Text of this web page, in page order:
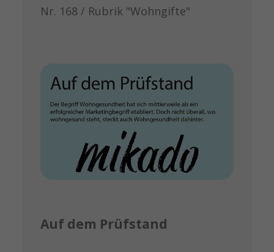
Nr. 168 / Rubrik "Wohngifte"
Auf dem Prüfstand